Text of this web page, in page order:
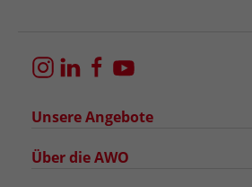
Unsere Angebote
Über die AWO